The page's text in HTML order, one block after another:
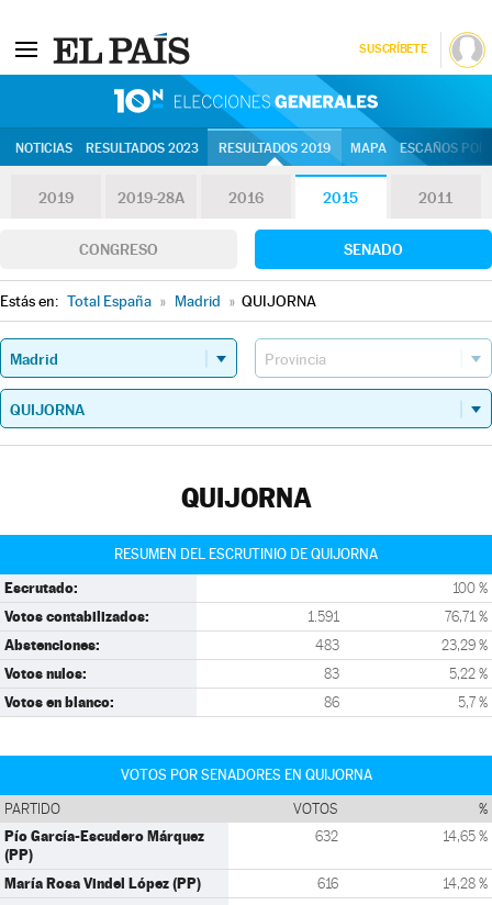
SUSCRÍBETE
NOTICIAS RESULTADOS 2023 RESULTADOS 2019 MAPA ESCAÑOS
2019 2019-28A 2016 2015 2011
CONGRESO SENADO
Estás en: Total España » Madrid » QUIJORNA
QUIJORNA
RESUMEN DEL ESCRUTINIO DE QUIJORNA
Escrutado: 100 %
Votos contabilizados: 1.591 76,71 %
Abstenciones: 483 23,29 %
Votos nulos: 83 5,22 %
Votos en blanco: 86 5,7 %
VOTOS POR SENADORES EN QUIJORNA
PARTIDO VOTOS %
Pío García-Escudero Márquez
(PP)
632 14,65 %
María Rosa Vindel López (PP) 616 14,28 %